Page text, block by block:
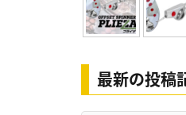
最新の投稿